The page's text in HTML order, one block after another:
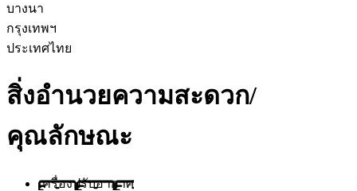
บางนา
กรุงเทพฯ
ประเทศไทย
สิ่งอำนวยความสะดวก/
คุณลักษณะ
เครื่องปรับอากาศ